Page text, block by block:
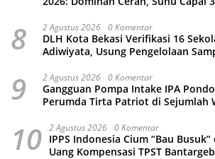
8 2 Agustus 2026 0 Komentar
DLH Kota Bekasi Verifikasi 16
Adiwiyata, Usung Pengelolaan
9 2 Agustus 2026 0 Komentar
Gangguan Pompa Intake IPA
Perumda Tirta Patriot di Sejumlah
10 2 Agustus 2026 0 Komentar
IPPS Indonesia Cium “Bau
Uang Kompensasi TPST